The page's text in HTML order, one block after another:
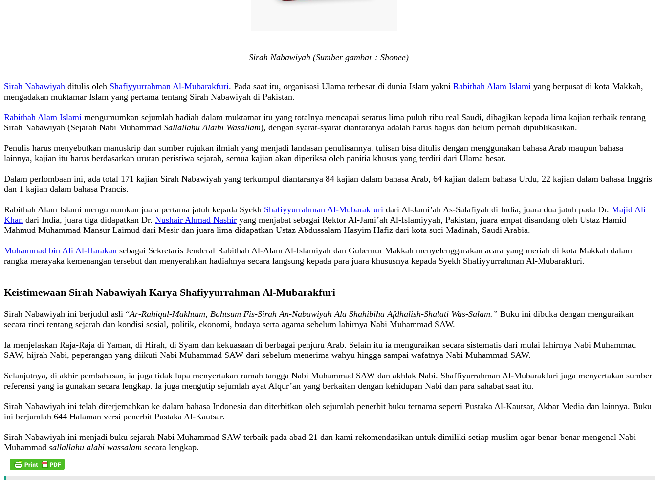
Sirah Nabawiyah (Sumber gambar : Shopee)
Sirah Nabawiyah ditulis oleh Shafiyyurrahman Al-Mubarakfuri. Pada saat itu, organisasi Ulama terbesar di dunia Islam yakni Rabithah Alam Islami yang berpusat di kota Makkah,
mengadakan muktamar Islam yang pertama tentang Sirah Nabawiyah di Pakistan.
Rabithah Alam Islami mengumumkan sejumlah hadiah dalam muktamar itu yang totalnya mencapai seratus lima puluh ribu real Saudi, dibagikan kepada lima kajian terbaik tentang
Sirah Nabawiyah (Sejarah Nabi Muhammad Sallallahu Alaihi Wasallam), dengan syarat-syarat diantaranya adalah harus bagus dan belum pernah dipublikasikan.
Penulis harus menyebutkan manuskrip dan sumber rujukan ilmiah yang menjadi landasan penulisannya, tulisan bisa ditulis dengan menggunakan bahasa Arab maupun bahasa
lainnya, kajian itu harus berdasarkan urutan peristiwa sejarah, semua kajian akan diperiksa oleh panitia khusus yang terdiri dari Ulama besar.
Dalam perlombaan ini, ada total 171 kajian Sirah Nabawiyah yang terkumpul diantaranya 84 kajian dalam bahasa Arab, 64 kajian dalam bahasa Urdu, 22 kajian dalam bahasa Inggris
dan 1 kajian dalam bahasa Prancis.
Rabithah Alam Islami mengumumkan juara pertama jatuh kepada Syekh Shafiyyurrahman Al-Mubarakfuri dari Al-Jami’ah As-Salafiyah di India, juara dua jatuh pada Dr. Majid Ali
Khan dari India, juara tiga didapatkan Dr. Nushair Ahmad Nashir yang menjabat sebagai Rektor Al-Jami’ah Al-Islamiyyah, Pakistan, juara empat disandang oleh Ustaz Hamid
Mahmud Muhammad Mansur Laimud dari Mesir dan juara lima didapatkan Ustaz Abdussalam Hasyim Hafiz dari kota suci Madinah, Saudi Arabia.
Muhammad bin Ali Al-Harakan sebagai Sekretaris Jenderal Rabithah Al-Alam Al-Islamiyah dan Gubernur Makkah menyelenggarakan acara yang meriah di kota Makkah dalam
rangka merayaka kemenangan tersebut dan menyerahkan hadiahnya secara langsung kepada para juara khususnya kepada Syekh Shafiyyurrahman Al-Mubarakfuri.
Keistimewaan Sirah Nabawiyah Karya Shafiyyurrahman Al-Mubarakfuri
Sirah Nabawiyah ini berjudul asli “Ar-Rahiqul-Makhtum, Bahtsum Fis-Sirah An-Nabawiyah Ala Shahibiha Afdhalish-Shalati Was-Salam.” Buku ini dibuka dengan menguraikan
secara rinci tentang sejarah dan kondisi sosial, politik, ekonomi, budaya serta agama sebelum lahirnya Nabi Muhammad SAW.
Ia menjelaskan Raja-Raja di Yaman, di Hirah, di Syam dan kekuasaan di berbagai penjuru Arab. Selain itu ia menguraikan secara sistematis dari mulai lahirnya Nabi Muhammad
SAW, hijrah Nabi, peperangan yang diikuti Nabi Muhammad SAW dari sebelum menerima wahyu hingga sampai wafatnya Nabi Muhammad SAW.
Selanjutnya, di akhir pembahasan, ia juga tidak lupa menyertakan rumah tangga Nabi Muhammad SAW dan akhlak Nabi. Shaffiyurrahman Al-Mubarakfuri juga menyertakan sumber
referensi yang ia gunakan secara lengkap. Ia juga mengutip sejumlah ayat Alqur’an yang berkaitan dengan kehidupan Nabi dan para sahabat saat itu.
Sirah Nabawiyah ini telah diterjemahkan ke dalam bahasa Indonesia dan diterbitkan oleh sejumlah penerbit buku ternama seperti Pustaka Al-Kautsar, Akbar Media dan lainnya. Buku
ini berjumlah 644 Halaman versi penerbit Pustaka Al-Kautsar.
Sirah Nabawiyah ini menjadi buku sejarah Nabi Muhammad SAW terbaik pada abad-21 dan kami rekomendasikan untuk dimiliki setiap muslim agar benar-benar mengenal Nabi
Muhammad sallallahu alahi wassalam secara lengkap.